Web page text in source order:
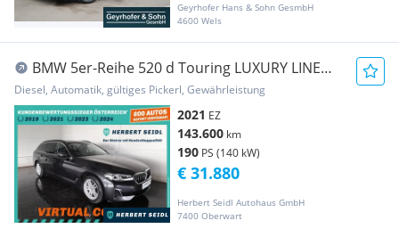
Geyrhofer Hans & Sohn GesmbH
4600 Wels
BMW 5er-Reihe 520 d Touring LUXURY LINE
4x4 Aut *VOLL LED / N...
Diesel, Automatik, gültiges Pickerl, Gewährleistung
2021 EZ
143.600 km
190 PS (140 kW)
Herbert Seidl Autohaus GmbH
7400 Oberwart
€ 31.880